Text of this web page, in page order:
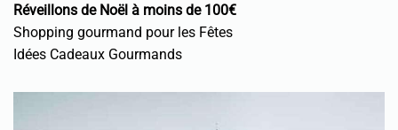
Réveillons de Noël à moins de 100€
Shopping gourmand pour les Fêtes
Idées Cadeaux Gourmands